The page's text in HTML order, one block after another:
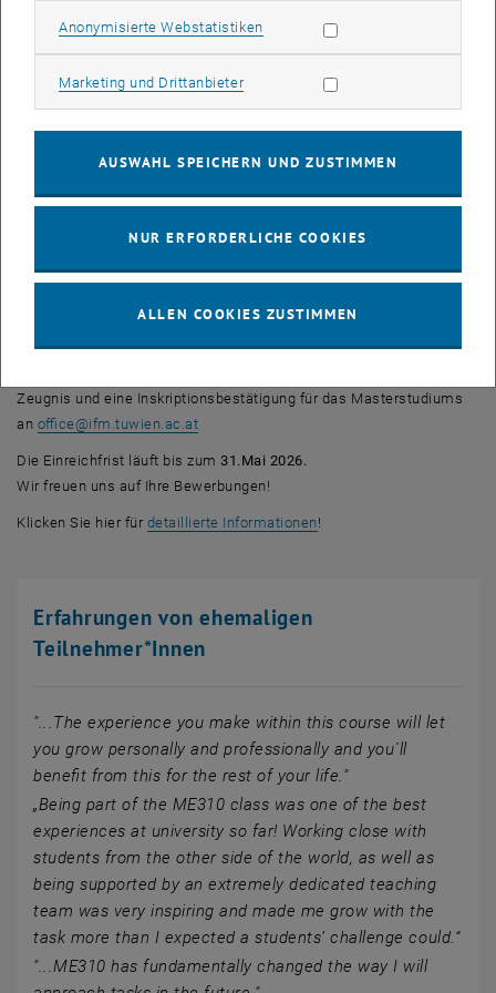
Anwendung an einem Praxisbeispiel: Problem-based learning vom
Österreich, BIG Bundesimmobiliengesellschaft und der Simacek
Gruppe, stellen das Thema der Challenge – Innovative Lösungen
Diese Unternehmen unterstützen auch die gesamte Challenge
(Kurs- und Reisekosten, etc.).
Teilnehmende TU-Student*Innen an der Challenge 2023/24:
Bewerben Sie sich jetzt für die Challenge:
Zeugnis und eine Inskriptionsbestätigung für das Masterstudiums
an office@ifm.tuwien.ac.at
Die Einreichfrist läuft bis zum31.Mai 2026.
Wir freuen uns auf Ihre Bewerbungen!
Klicken Sie hier für detaillierte Informationen !
Erfahrungen von ehemaligen
Teilnehmer*Innen
"...The experience you make within this course will let
you grow personally and professionally and you´ll
benefit from this for the rest of your life."
„Being part of the ME310 class was one of the best
experiences at university so far! Working close with
students from the other side of the world, as well as
being supported by an extremely dedicated teaching
team was very inspiring and made me grow with the
task more than I expected a students’ challenge could.“
"...ME310 has fundamentally changed the way I will
Anonymisierte WebstatistikenStatistik Cookies zulassen
Marketing und DrittanbieterMarketing Cookies zulassen
AUSWAHL SPEICHERN UND ZUSTIMMEN
NUR ERFORDERLICHE COOKIES
ALLEN COOKIES ZUSTIMMEN